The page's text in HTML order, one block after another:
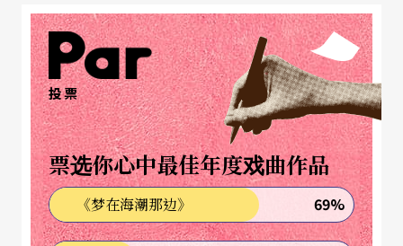
决定以家庭为概念出发，不同于纯肢体的舞蹈表
演，也不如戏剧那般设定故事的发展细节，舞者将
以肢体传达情绪，尽可能用动作引导表情，使用人
们生活中的小举动，发展出一连串的舞蹈动作。
作品里有五位家庭成员：爸爸、妈妈、双胞胎姐
妹、小女儿，爸爸是家庭支柱，动作刚硬有力，内
心却希望成为女孩；妈妈因为不停地奉献自己早已
投票
票选你心中最佳年度戏曲作品
《梦在海潮那边》 69%